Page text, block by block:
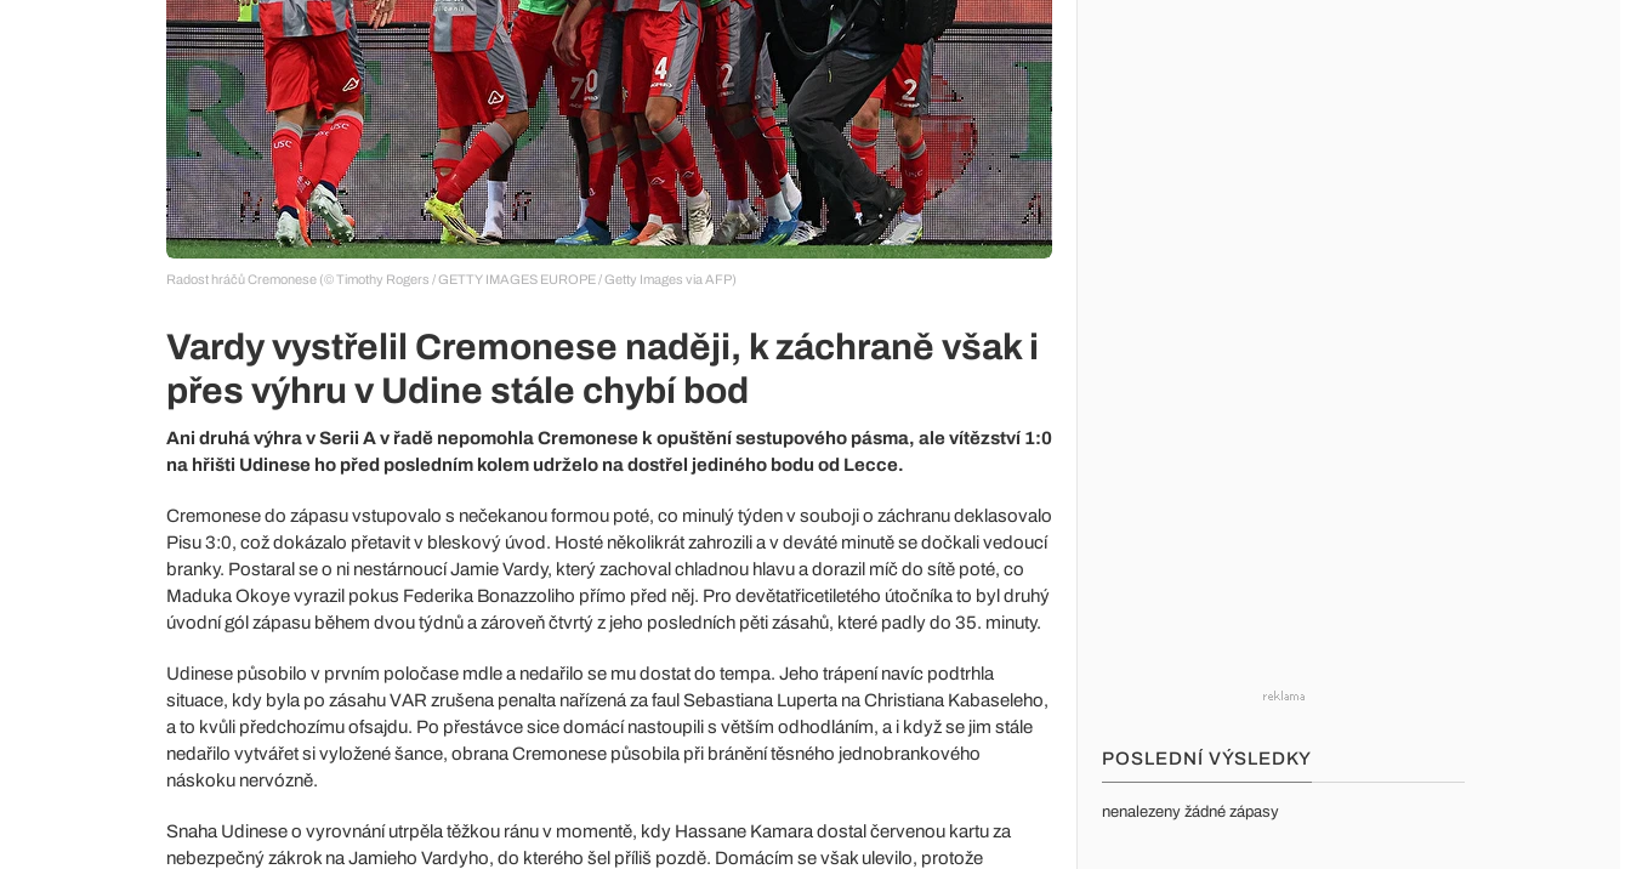
Radost hráčů Cremonese (© Timothy Rogers / GETTY IMAGES EUROPE / Getty Images via AFP)
Vardy vystřelil Cremonese naději, k záchraně však i
přes výhru v Udine stále chybí bod
Ani druhá výhra v Serii A v řadě nepomohla Cremonese k opuštění sestupového pásma, ale vítězství 1:0
na hřišti Udinese ho před posledním kolem udrželo na dostřel jediného bodu od Lecce.
Cremonese do zápasu vstupovalo s nečekanou formou poté, co minulý týden v souboji o záchranu deklasovalo
Pisu 3:0, což dokázalo přetavit v bleskový úvod. Hosté několikrát zahrozili a v deváté minutě se dočkali vedoucí
branky. Postaral se o ni nestárnoucí Jamie Vardy, který zachoval chladnou hlavu a dorazil míč do sítě poté, co
Maduka Okoye vyrazil pokus Federika Bonazzoliho přímo před něj. Pro devětatřicetiletého útočníka to byl druhý
úvodní gól zápasu během dvou týdnů a zároveň čtvrtý z jeho posledních pěti zásahů, které padly do 35. minuty.
Udinese působilo v prvním poločase mdle a nedařilo se mu dostat do tempa. Jeho trápení navíc podtrhla
situace, kdy byla po zásahu VAR zrušena penalta nařízená za faul Sebastiana Luperta na Christiana Kabaseleho,
a to kvůli předchozímu ofsajdu. Po přestávce sice domácí nastoupili s větším odhodláním, a i když se jim stále
nedařilo vytvářet si vyložené šance, obrana Cremonese působila při bránění těsného jednobrankového
náskoku nervózně.
Snaha Udinese o vyrovnání utrpěla těžkou ránu v momentě, kdy Hassane Kamara dostal červenou kartu za
nebezpečný zákrok na Jamieho Vardyho, do kterého šel příliš pozdě. Domácím se však ulevilo, protože
POSLEDNÍ VÝSLEDKY
nenalezeny žádné zápasy